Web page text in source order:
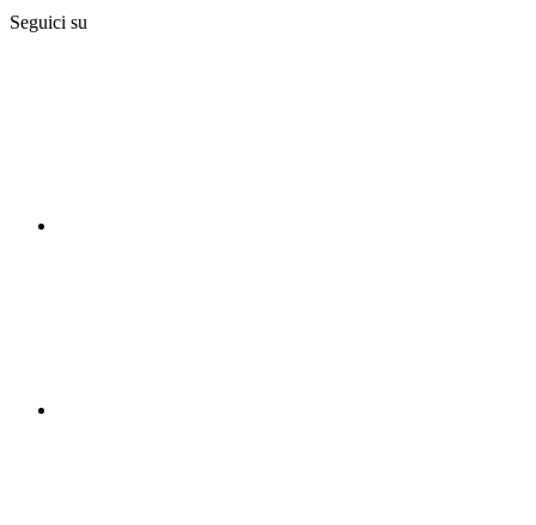
Seguici su